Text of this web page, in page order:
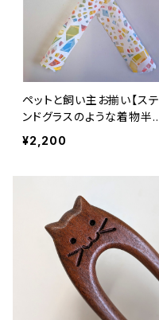
ペットと飼い主お揃い【ステ
ンドグラスのような着物半
衿】 透かし素材 オパー
ル生地 夏用 赤 黄
¥2,200